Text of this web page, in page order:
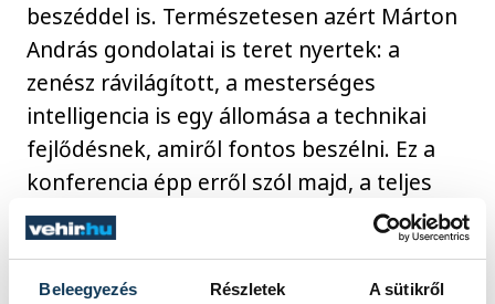
Beleegyezés Részletek A sütikről
beszéddel is. Természetesen azért Márton
András gondolatai is teret nyertek: a
zenész rávilágított, a mesterséges
intelligencia is egy állomása a technikai
fejlődésnek, amiről fontos beszélni. Ez a
konferencia épp erről szól majd, a teljes
program